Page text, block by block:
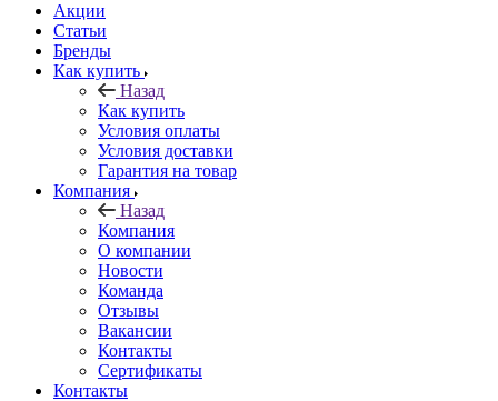
Акции
Статьи
Бренды
Как купить
Назад
Как купить
Условия оплаты
Условия доставки
Гарантия на товар
Компания
Назад
Компания
О компании
Новости
Команда
Отзывы
Вакансии
Контакты
Сертификаты
Контакты